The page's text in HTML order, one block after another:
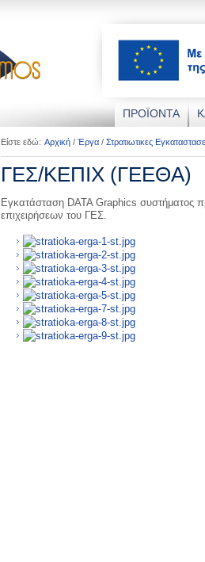
ΠΡΟΪΟΝΤΑ
Είστε εδώ: Αρχική / Έργα / Στρατιωτικες
ΓΕΣ/ΚΕΠΙΧ (ΓΕΕΘΑ)
Εγκατάσταση DATA Graphics συστήματος
επιχειρήσεων του ΓΕΣ.